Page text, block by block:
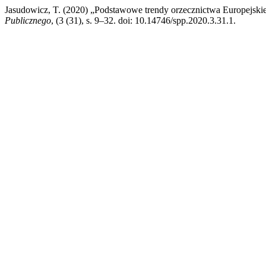
Jasudowicz, T. (2020) „Podstawowe trendy orzecznictwa
Publicznego, (3 (31), s. 9–32. doi: 10.14746/spp.2020.3.31.1.